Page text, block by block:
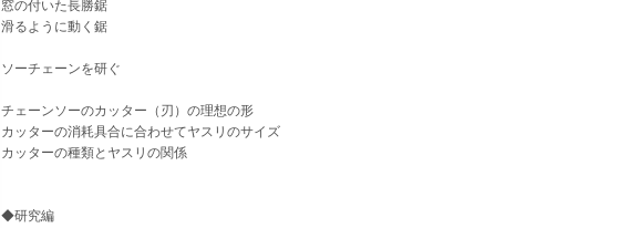
窓の付いた長勝鋸
滑るように動く鋸
ソーチェーンを研ぐ
チェーンソーのカッター（刃）の理想の形
カッターの消耗具合に合わせてヤスリのサイズ
カッターの種類とヤスリの関係
◆研究編